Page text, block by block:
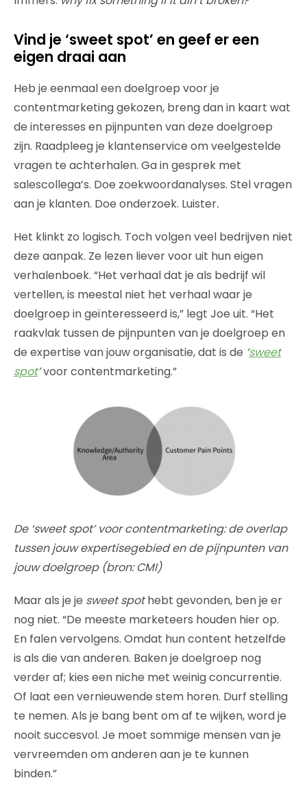
Vind je ‘sweet spot’ en geef er een
eigen draai aan
Heb je eenmaal een doelgroep voor je
contentmarketing gekozen, breng dan in kaart wat
de interesses en pijnpunten van deze doelgroep
zijn. Raadpleeg je klantenservice om veelgestelde
vragen te achterhalen. Ga in gesprek met
salescollega’s. Doe zoekwoordanalyses. Stel vragen
aan je klanten. Doe onderzoek. Luister.
Het klinkt zo logisch. Toch volgen veel bedrijven niet
deze aanpak. Ze lezen liever voor uit hun eigen
verhalenboek. “Het verhaal dat je als bedrijf wil
vertellen, is meestal niet het verhaal waar je
doelgroep in geïnteresseerd is,” legt Joe uit. “Het
raakvlak tussen de pijnpunten van je doelgroep en
de expertise van jouw organisatie, dat is de ‘sweet
spot’voor contentmarketing.”
De ‘sweet spot’ voor contentmarketing: de overlap
tussen jouw expertisegebied en de pijnpunten van
jouw doelgroep (bron: CMI)
Maar als je je sweet spothebt gevonden, ben je er
nog niet. “De meeste marketeers houden hier op.
En falen vervolgens. Omdat hun content hetzelfde
is als die van anderen. Baken je doelgroep nog
verder af; kies een niche met weinig concurrentie.
Of laat een vernieuwende stem horen. Durf stelling
te nemen. Als je bang bent om af te wijken, word je
nooit succesvol. Je moet sommige mensen van je
vervreemden om anderen aan je te kunnen
binden.”